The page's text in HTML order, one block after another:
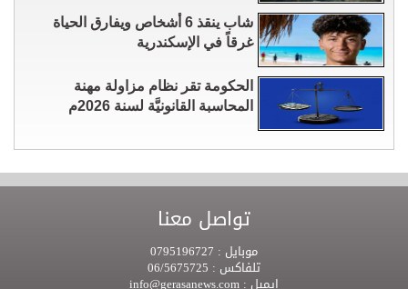
شاب ينقذ 6 أشخاص ويفارق الحياة
غرقاً في الإسكندرية
الحكومة تقر نظام مزاولة مهنة
المحاسبة القانونيَّة لسنة 2026م
تواصل معنا
موبايل :
تلفاكس :
ايميل :